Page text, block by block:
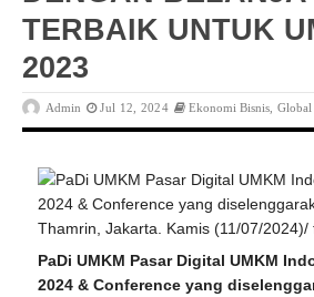
TERBAIK UNTUK
2023
Admin Jul 12, 2024 Ekonomi Bisnis, Global
PaDi UMKM Pasar Digital UMKM
2024 & Conference yang